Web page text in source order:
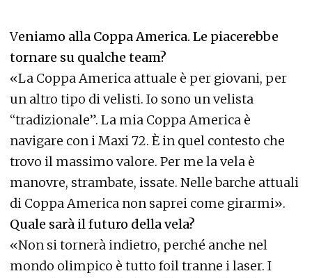
Veniamo alla Coppa America. Le piacerebbe
tornare su qualche team?
«La Coppa America attuale è per giovani, per
un altro tipo di velisti. Io sono un velista
“tradizionale”. La mia Coppa America è
navigare con i Maxi 72. È in quel contesto che
trovo il massimo valore. Per me la vela è
manovre, strambate, issate. Nelle barche attuali
di Coppa America non saprei come girarmi».
Quale sarà il futuro della vela?
«Non si tornerà indietro, perché anche nel
mondo olimpico è tutto foil tranne i laser. I